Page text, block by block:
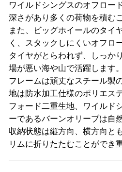
ワイルドシングスのオフロー
深さがあり多くの荷物を積む
また、ビッグホイールのタイ
く、スタックしにくいオフロ
タイヤがとらわれず、しっか
場が悪い海や山で活躍します。
フレームは頑丈なスチール製
地は防水加工仕様のポリエス
フォード二重生地、ワイルド
ーであるバーンオリーブは自
収納状態は縦方向、横方向と
リムに折りたたむことができ